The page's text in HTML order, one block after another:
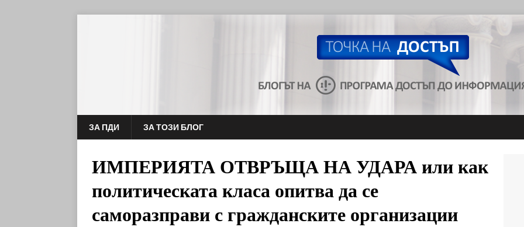
ЗА ПДИ ЗА ТОЗИ БЛОГ
ИМПЕРИЯТА ОТВРЪЩА НА УДАРА или как
политическата класа опитва да се
саморазправи с гражданските организации